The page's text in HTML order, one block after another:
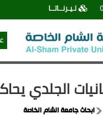
لـيـرنــاتــا
الجلدي
ابحاث جامعة الشام الخاصة